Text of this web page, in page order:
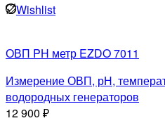
Wishlist
ОВП PH метр EZDO 7011
Измерение ОВП, рН,
водородных генераторов
12 900 ₽